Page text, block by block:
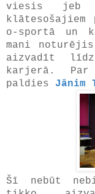
viesis jeb
o-sportā un
mani
aizvadīt līdz
karjerā. Par
paldies Jānim
Šī nebūt